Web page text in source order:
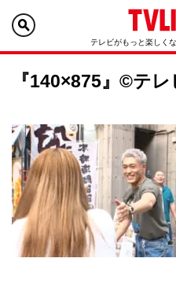
テレビがもっと楽しく
『140×875』©テレ